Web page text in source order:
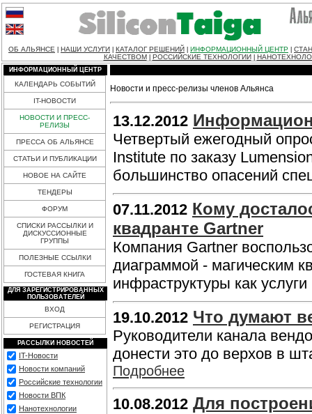
ОБ АЛЬЯНСЕ НАШИ УСЛУГИ КАТАЛОГ РЕШЕНИЙ ИНФОРМАЦИОННЫЙ ЦЕНТР
КАЧЕСТВОМ
РОССИЙСКИЕ ТЕХНОЛОГИИ
ИНФОРМАЦИОННЫЙ ЦЕНТР
КАЛЕНДАРЬ СОБЫТИЙ
IT-НОВОСТИ
НОВОСТИ И ПРЕСС-
РЕЛИЗЫ
ПРЕССА ОБ АЛЬЯНСЕ
СТАТЬИ И ПУБЛИКАЦИИ
НОВОЕ НА САЙТЕ
ТЕНДЕРЫ
ФОРУМ
СПИСКИ РАССЫЛКИ И
ДИСКУССИОННЫЕ
ГРУППЫ
ПОЛЕЗНЫЕ ССЫЛКИ
ГОСТЕВАЯ КНИГА
ДЛЯ ЗАРЕГИСТРИРОВАННЫХ
ПОЛЬЗОВАТЕЛЕЙ
ВХОД
РЕГИСТРАЦИЯ
РАССЫЛКИ НОВОСТЕЙ
IT-Новости
Новости компаний
Российские технологии
Новости ВПК
Нанотехнологии
Новости и пресс-релизы членов Альянса
13.12.2012
Четвертый ежегодный
Institute по заказу
большинство опасений
07.11.2012 Кому
квадранте Gartner
Компания Gartner
диаграммой - магическим
инфраструктуры как
19.10.2012 Что думают
Руководители канала
донести это до верхов в
Подробнее
10.08.2012 Для